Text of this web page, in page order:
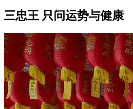
三忠王 只问运势与健康